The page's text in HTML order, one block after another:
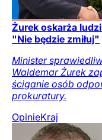
Żurek oskarża
"Nie będzie zmiłuj"
Minister
Waldemar Żurek
ściganie osób
prokuratury.
OpinieKraj